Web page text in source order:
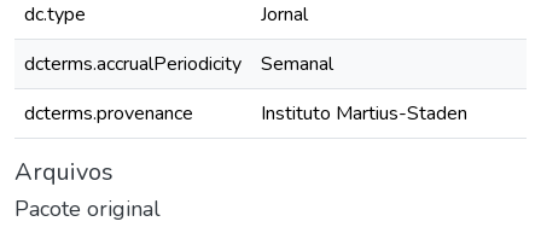
dc.type
Jornal
dcterms.accrualPeriodicity
Semanal
dcterms.provenance
Instituto Martius-Staden
Arquivos
Pacote original